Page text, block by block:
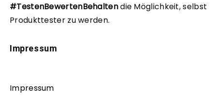
#TestenBewertenBehaltendie Möglichkeit, selbst
Produkttester zu werden.
Impressum
Impressum